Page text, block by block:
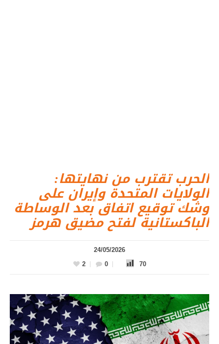
الحرب تقترب من نهايتها:
الولايات المتحدة وإيران على
وشك توقيع اتفاق بعد الوساطة
الباكستانية لفتح مضيق هرمز
24/05/2026
2
0 70